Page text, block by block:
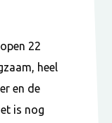
22
heel
en de
is nog